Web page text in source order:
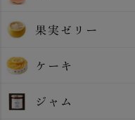
果実ゼリー
ケーキ
ジャム